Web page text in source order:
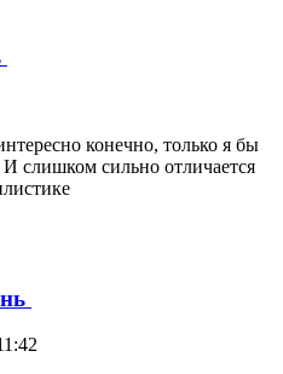
конечно, только я бы
И слишком сильно отличается